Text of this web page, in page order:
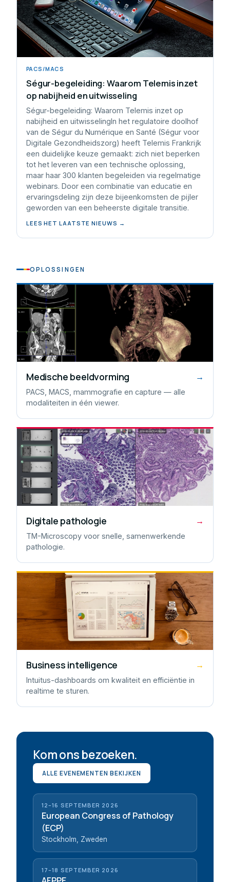
PACS/MACS
Ségur-begeleiding: Waarom Telemis inzet
op nabijheid en uitwisseling
Ségur-begeleiding: Waarom Telemis inzet op
nabijheid en uitwisselingIn het regulatoire doolhof
van de Ségur du Numérique en Santé (Ségur voor
Digitale Gezondheidszorg) heeft Telemis Frankrijk
een duidelijke keuze gemaakt: zich niet beperken
tot het leveren van een technische oplossing,
maar haar 300 klanten begeleiden via regelmatige
webinars. Door een combinatie van educatie en
ervaringsdeling zijn deze bijeenkomsten de pijler
geworden van een beheerste digitale transitie.
LEES HET LAATSTE NIEUWS →
OPLOSSINGEN
Medische beeldvorming →
PACS, MACS, mammografie en capture — alle
modaliteiten in één viewer.
Digitale pathologie →
TM-Microscopy voor snelle, samenwerkende
pathologie.
Business intelligence →
Intuitus-dashboards om kwaliteit en efficiëntie in
realtime te sturen.
Kom ons bezoeken.
ALLE EVENEMENTEN BEKIJKEN
12–16 SEPTEMBER 2026
European Congress of Pathology
(ECP)
Stockholm, Zweden
17–18 SEPTEMBER 2026